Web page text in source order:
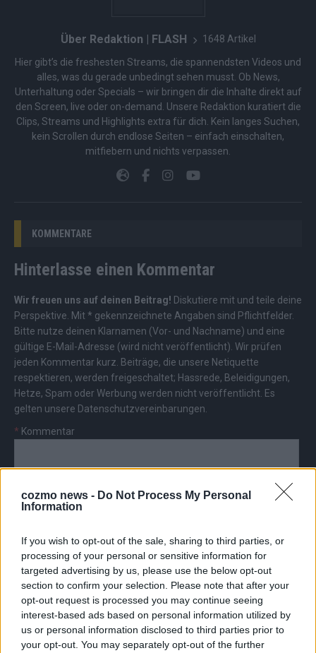
cozmo news - Do Not Process My Personal
Information
If you wish to opt-out of the sale, sharing to third parties, or
processing of your personal or sensitive information for
targeted advertising by us, please use the below opt-out
section to confirm your selection. Please note that after your
opt-out request is processed you may continue seeing
interest-based ads based on personal information utilized by
us or personal information disclosed to third parties prior to
your opt-out. You may separately opt-out of the further
Über Redaktion | FLASH 1648 Artikel
Hier gibt’s die freshesten Streams, die spannendsten Videos und
alles, was du gerade unbedingt sehen musst. Ob News,
Unterhaltung oder Specials – wir bringen dir die Inhalte direkt auf
den Screen, live oder on-demand. Unsere Redaktion kuratiert die
Clips, Streams und Highlights extra für dich. Kein langes Suchen,
kein Scrollen durch endlose Seiten – einfach einschalten,
mitfiebern und nichts verpassen.
KOMMENTARE
Hinterlasse einen Kommentar
Wir freuen uns auf deinen Beitrag! Diskutiere mit und teile deine
Perspektive. Mit * gekennzeichnete Angaben sind Pflichtfelder.
Bitte nutze deinen Klarnamen (Vor- und Nachname) und eine
gültige E-Mail-Adresse (wird nicht veröffentlicht). Wir prüfen
jeden Kommentar kurz. Beiträge, die unsere Netiquette
respektieren, werden freigeschaltet; Hassrede, Beleidigungen,
Hetze, Spam oder Werbung werden nicht veröffentlicht. Es
gelten unsere Datenschutzvereinbarungen
* Kommentar
E-Mail